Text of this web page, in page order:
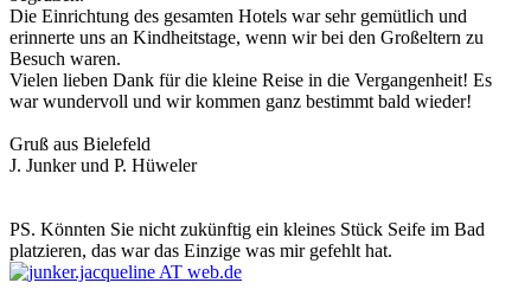
Die Einrichtung des gesamten Hotels war sehr gemütlich und
erinnerte uns an Kindheitstage, wenn wir bei den Großeltern zu
Besuch waren.
Vielen lieben Dank für die kleine Reise in die Vergangenheit! Es
war wundervoll und wir kommen ganz bestimmt bald wieder!
Gruß aus Bielefeld
J. Junker und P. Hüweler
PS. Könnten Sie nicht zukünftig ein kleines Stück Seife im Bad
platzieren, das war das Einzige was mir gefehlt hat.